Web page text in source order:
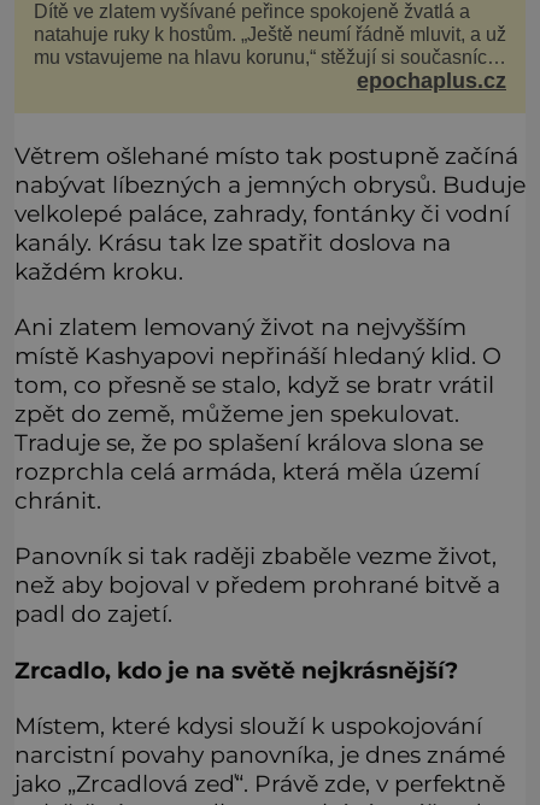
Dítě ve zlatem vyšívané peřince spokojeně žvatlá a
natahuje ruky k hostům. „Ještě neumí řádně mluvit, a už
mu vstavujeme na hlavu korunu,“ stěžují si současníci,
pro které je k neuvěření, že droboučký princ se dnes
epochaplus.cz
Větrem ošlehané místo tak postupně začíná
nabývat líbezných a jemných obrysů. Buduje
velkolepé paláce, zahrady, fontánky či vodní
kanály. Krásu tak lze spatřit doslova na
každém kroku.
Ani zlatem lemovaný život na nejvyšším
místě Kashyapovi nepřináší hledaný klid. O
tom, co přesně se stalo, když se bratr vrátil
zpět do země, můžeme jen spekulovat.
Traduje se, že po splašení králova slona se
rozprchla celá armáda, která měla území
chránit.
Panovník si tak raději zbaběle vezme život,
než aby bojoval v předem prohrané bitvě a
padl do zajetí.
Zrcadlo, kdo je na světě nejkrásnější?
Místem, které kdysi slouží k uspokojování
narcistní povahy panovníka, je dnes známé
jako „Zrcadlová zeď“. Právě zde, v perfektně